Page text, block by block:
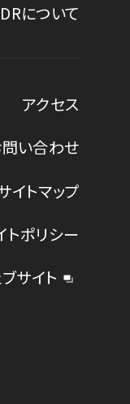
について
アクセス
い合わせ
イトマップ
トポリシー
サイト